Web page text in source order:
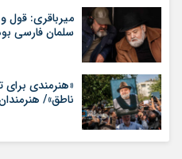
میرباقری: قول و
سلمان فارسی
«هنرمندی برای
ناطق»/